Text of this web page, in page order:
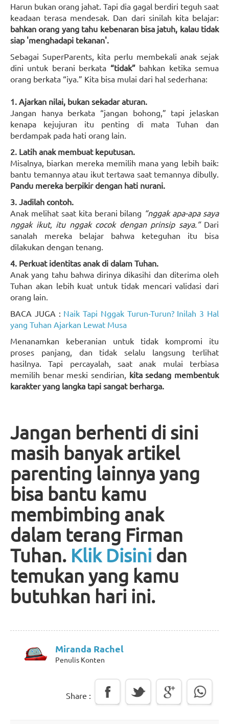
Harun bukan orang jahat. Tapi dia gagal berdiri teguh saat
keadaan terasa mendesak. Dan dari sinilah kita belajar:
bahkan orang yang tahu kebenaran bisa jatuh, kalau tidak
siap 'menghadapi tekanan'.
Sebagai SuperParents, kita perlu membekali anak sejak
dini untuk berani berkata “tidak”bahkan ketika semua
orang berkata “iya.” Kita bisa mulai dari hal sederhana:
1. Ajarkan nilai, bukan sekadar aturan.
Jangan hanya berkata “jangan bohong,” tapi jelaskan
kenapa kejujuran itu penting di mata Tuhan dan
berdampak pada hati orang lain.
2. Latih anak membuat keputusan.
Misalnya, biarkan mereka memilih mana yang lebih baik:
bantu temannya atau ikut tertawa saat temannya dibully.
Pandu mereka berpikir dengan hati nurani.
3. Jadilah contoh.
Anak melihat saat kita berani bilang “nggak apa-apa saya
nggak ikut, itu nggak cocok dengan prinsip saya.”Dari
sanalah mereka belajar bahwa keteguhan itu bisa
dilakukan dengan tenang.
4. Perkuat identitas anak di dalam Tuhan.
Anak yang tahu bahwa dirinya dikasihi dan diterima oleh
Tuhan akan lebih kuat untuk tidak mencari validasi dari
orang lain.
BACA JUGA : Naik Tapi Nggak Turun-Turun? Inilah 3 Hal
yang Tuhan Ajarkan Lewat Musa
Menanamkan keberanian untuk tidak kompromi itu
proses panjang, dan tidak selalu langsung terlihat
hasilnya. Tapi percayalah, saat anak mulai terbiasa
memilih benar meski sendirian, kita sedang membentuk
karakter yang langka tapi sangat berharga.
Jangan berhenti di sini
masih banyak artikel
parenting lainnya yang
bisa bantu kamu
membimbing anak
dalam terang Firman
Tuhan. Klik Disini dan
temukan yang kamu
butuhkan hari ini.
Miranda Rachel
Penulis Konten
Share :